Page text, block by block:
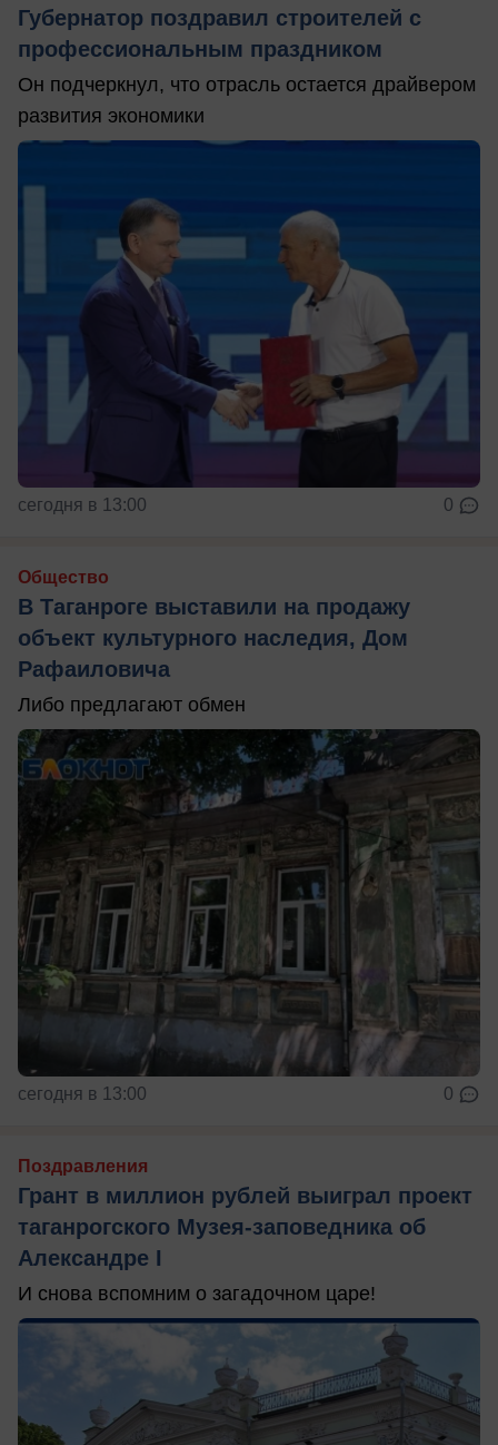
Губернатор поздравил строителей с
профессиональным праздником
Он подчеркнул, что отрасль остается драйвером
развития экономики
сегодня в 13:00 0
Общество
В Таганроге выставили на продажу
объект культурного наследия, Дом
Рафаиловича
Либо предлагают обмен
сегодня в 13:00 0
Поздравления
Грант в миллион рублей выиграл проект
таганрогского Музея-заповедника об
Александре I
И снова вспомним о загадочном царе!